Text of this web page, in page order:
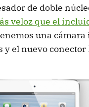
de doble
veloz que el
una cámara
y el nuevo